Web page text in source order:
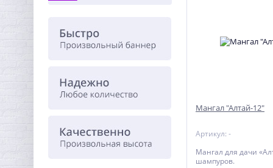
Мангал "Алтай-12"
Артикул: -
Мангал для дачи
шампуров.